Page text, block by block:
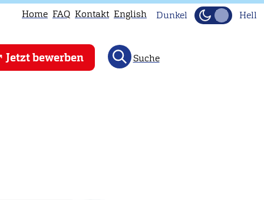
Home FAQ Kontakt English Dunkel Hell
Jetzt bewerben Suche